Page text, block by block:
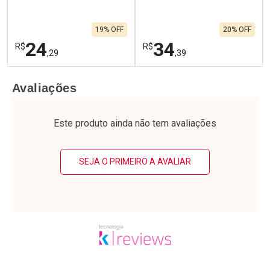
R$24,29
19% OFF
Laboratório
Por Menos
R$34,39
20% OFF
Laboratório
Por Menos
Avaliações
Este produto ainda não tem avaliações
SEJA O PRIMEIRO A AVALIAR